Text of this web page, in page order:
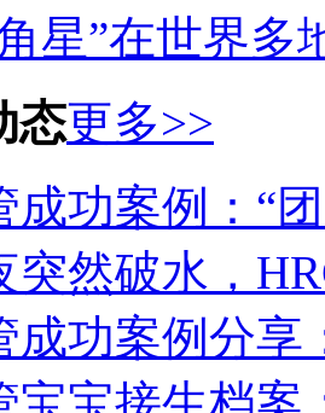
星”在世界多
态更多>>
成功案例：“
突然破水，
成功案例分享
宝宝接生档案